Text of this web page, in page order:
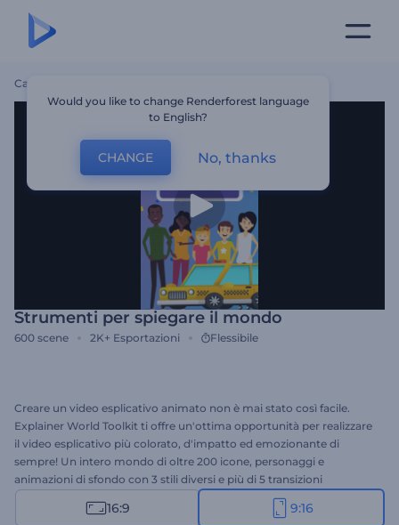
Casa
Strumenti per spiegare il mondo
600 scene 2K+ Esportazioni Flessibile
Creare un video esplicativo animato non è mai stato così facile.
Explainer World Toolkit ti offre un'ottima opportunità per realizzare
il video esplicativo più colorato, d'impatto ed emozionante di
sempre! Un intero mondo di oltre 200 icone, personaggi e
animazioni di sfondo con 3 stili diversi e più di 5 transizioni
dinamiche, tutto in un unico modello, per rendere la creazione del
tuo video divertente ed efficace. Crea subito un'animazione
16:9 9:16
Would you like to change Renderforest language
to English?
CHANGE No, thanks